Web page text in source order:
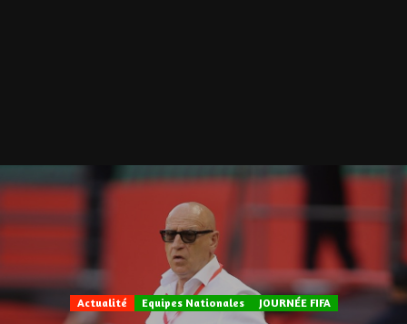
Actualité Equipes Nationales JOURNÉE FIFA